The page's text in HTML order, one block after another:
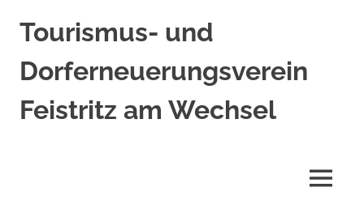
Tourismus- und
Dorferneuerungsverein
Feistritz am Wechsel
MENÜ